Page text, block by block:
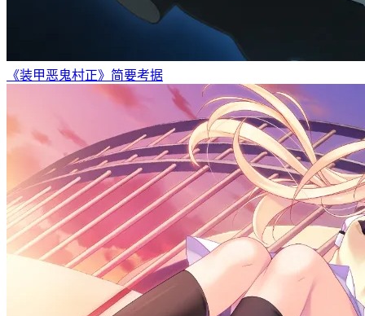
《装甲恶鬼村正》简要考据